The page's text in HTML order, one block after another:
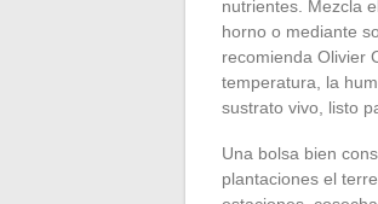
nutrientes. Mezcla
horno o mediante
recomienda Olivier
temperatura, la
sustrato vivo, listo
Una bolsa bien
plantaciones el